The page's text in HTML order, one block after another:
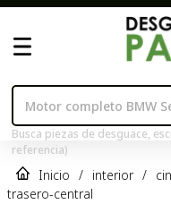
Busca piezas de desguace,
referencia)
Inicio / interior /
trasero-central